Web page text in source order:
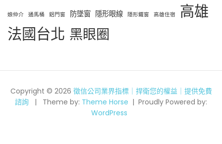
娘仲介 通馬桶 鋁門窗 防墜窗 隱形眼線 隱形鐵窗 高雄住宿
高雄
法國台北 黑眼圈
Copyright © 2026 徵信公司業界指標｜捍衛您的權益｜提供免費
諮詢
Theme by: Theme Horse
Proudly Powered by:
WordPress